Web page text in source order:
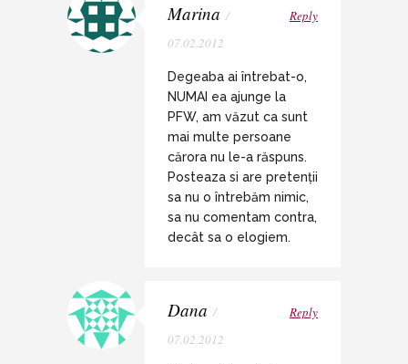
Marina /
07.02.2012
Reply
Degeaba ai întrebat-o,
NUMAI ea ajunge la
PFW, am văzut ca sunt
mai multe persoane
cărora nu le-a răspuns.
Posteaza si are pretenții
sa nu o întrebăm nimic,
sa nu comentam contra,
decât sa o elogiem.
Dana /
07.02.2012
Reply